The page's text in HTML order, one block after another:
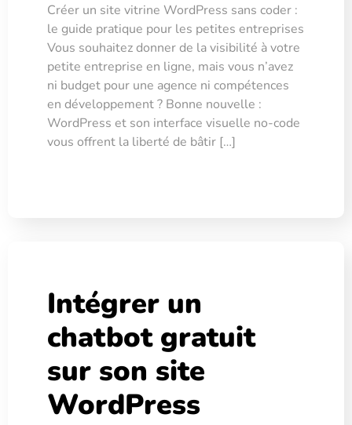
Créer un site vitrine WordPress sans coder :
le guide pratique pour les petites entreprises
Vous souhaitez donner de la visibilité à votre
petite entreprise en ligne, mais vous n’avez
ni budget pour une agence ni compétences
en développement ? Bonne nouvelle :
WordPress et son interface visuelle no-code
vous offrent la liberté de bâtir […]
Intégrer un
chatbot gratuit
sur son site
WordPress